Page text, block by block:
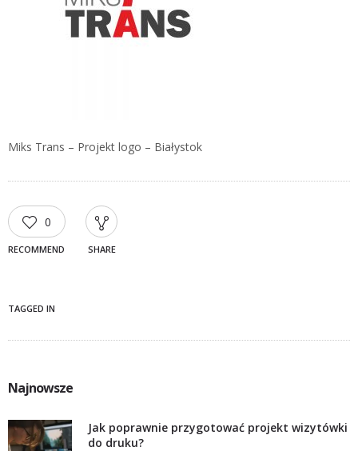
Miks Trans – Projekt logo – Białystok
0
RECOMMEND SHARE
TAGGED IN
Najnowsze
Jak poprawnie przygotować projekt wizytówki
do druku?